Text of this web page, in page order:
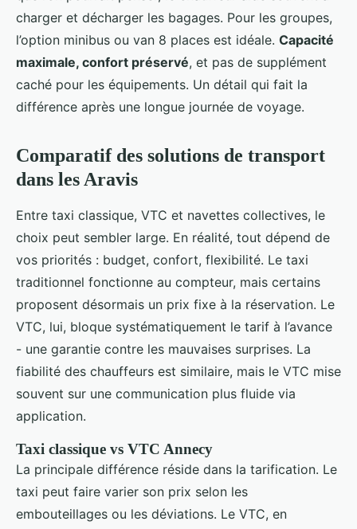
charger et décharger les bagages. Pour les groupes,
l’option minibus ou van 8 places est idéale. Capacité
maximale, confort préservé, et pas de supplément
caché pour les équipements. Un détail qui fait la
différence après une longue journée de voyage.
Comparatif des solutions de transport
dans les Aravis
Entre taxi classique, VTC et navettes collectives, le
choix peut sembler large. En réalité, tout dépend de
vos priorités : budget, confort, flexibilité. Le taxi
traditionnel fonctionne au compteur, mais certains
proposent désormais un prix fixe à la réservation. Le
VTC, lui, bloque systématiquement le tarif à l’avance
- une garantie contre les mauvaises surprises. La
fiabilité des chauffeurs est similaire, mais le VTC mise
souvent sur une communication plus fluide via
application.
Taxi classique vs VTC Annecy
La principale différence réside dans la tarification. Le
taxi peut faire varier son prix selon les
embouteillages ou les déviations. Le VTC, en